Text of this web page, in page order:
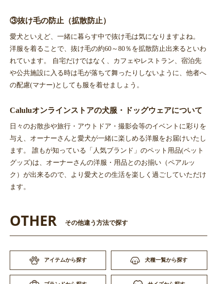
③抜け毛の防止（拡散防止）
愛犬といえど、一緒に暮らす中で抜け毛は気になりますよね。
洋服を着ることで、抜け毛の約60～80％を拡散防止出来るといわ
れています。 自宅だけではなく、カフェやレストラン、宿泊先
や公共施設に入る時は毛が落ちて舞ったりしないように、他者へ
の配慮(マナー)としても服を着せましょう。
Caluluオンラインストアの犬服・ドッグウェアについて
日々のお散歩や旅行・アウトドア・撮影会等のイベントに彩りを
与え、オーナーさんと愛犬が一緒に楽しめる洋服をお届けいたし
ます。 誰もが知っている「人気ブランド」のペット用品(ペット
グッズ)は、オーナーさんの洋服・用品とのお揃い（ペアルッ
ク）が出来るので、より愛犬との生活を楽しく過ごしていただけ
ます。
OTHER その他違う方法で探す
アイテムから探す 犬種一覧から探す